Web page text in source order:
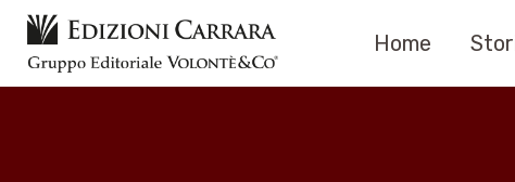
Salta
contenuto
Home